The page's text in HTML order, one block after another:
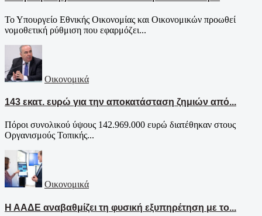
Το Υπουργείο Εθνικής Οικονομίας και Οικονομικών προωθεί
νομοθετική ρύθμιση που εφαρμόζει...
Οικονομικά
143 εκατ. ευρώ για την αποκατάσταση ζημιών από...
Πόροι συνολικού ύψους 142.969.000 ευρώ διατέθηκαν στους
Οργανισμούς Τοπικής...
Οικονομικά
Η ΑΑΔΕ αναβαθμίζει τη φυσική εξυπηρέτηση με το...